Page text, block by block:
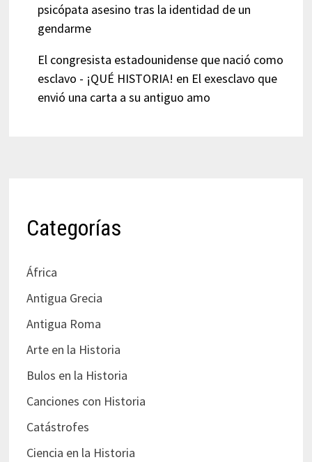
psicópata asesino tras la identidad de un
gendarme
El congresista estadounidense que nació como
esclavo - ¡QUÉ HISTORIA! en El exesclavo que
envió una carta a su antiguo amo
Categorías
África
Antigua Grecia
Antigua Roma
Arte en la Historia
Bulos en la Historia
Canciones con Historia
Catástrofes
Ciencia en la Historia